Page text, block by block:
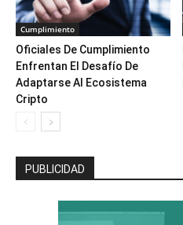
Cumplimiento
Oficiales De Cumplimiento
Enfrentan El Desafío De
Adaptarse Al Ecosistema
Cripto
PUBLICIDAD